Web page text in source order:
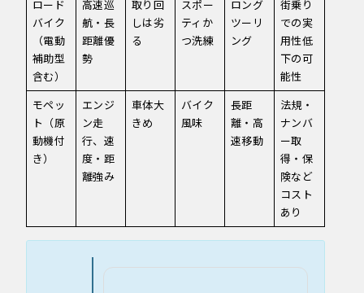
ロード
バイク
（電動
補助型
含む）
高速巡
航・長
距離優
勢
取り回
しは劣
る
スポー
ティか
つ洗練
ロング
ツーリ
ング
街乗り
での実
用性低
下の可
能性
モペッ
ト（原
動機付
き）
エンジ
ン走
行、速
度・距
離強み
車体大
きめ
バイク
風味
長距
離・高
速移動
法規・
ナンバ
ー取
得・保
険など
コスト
あり